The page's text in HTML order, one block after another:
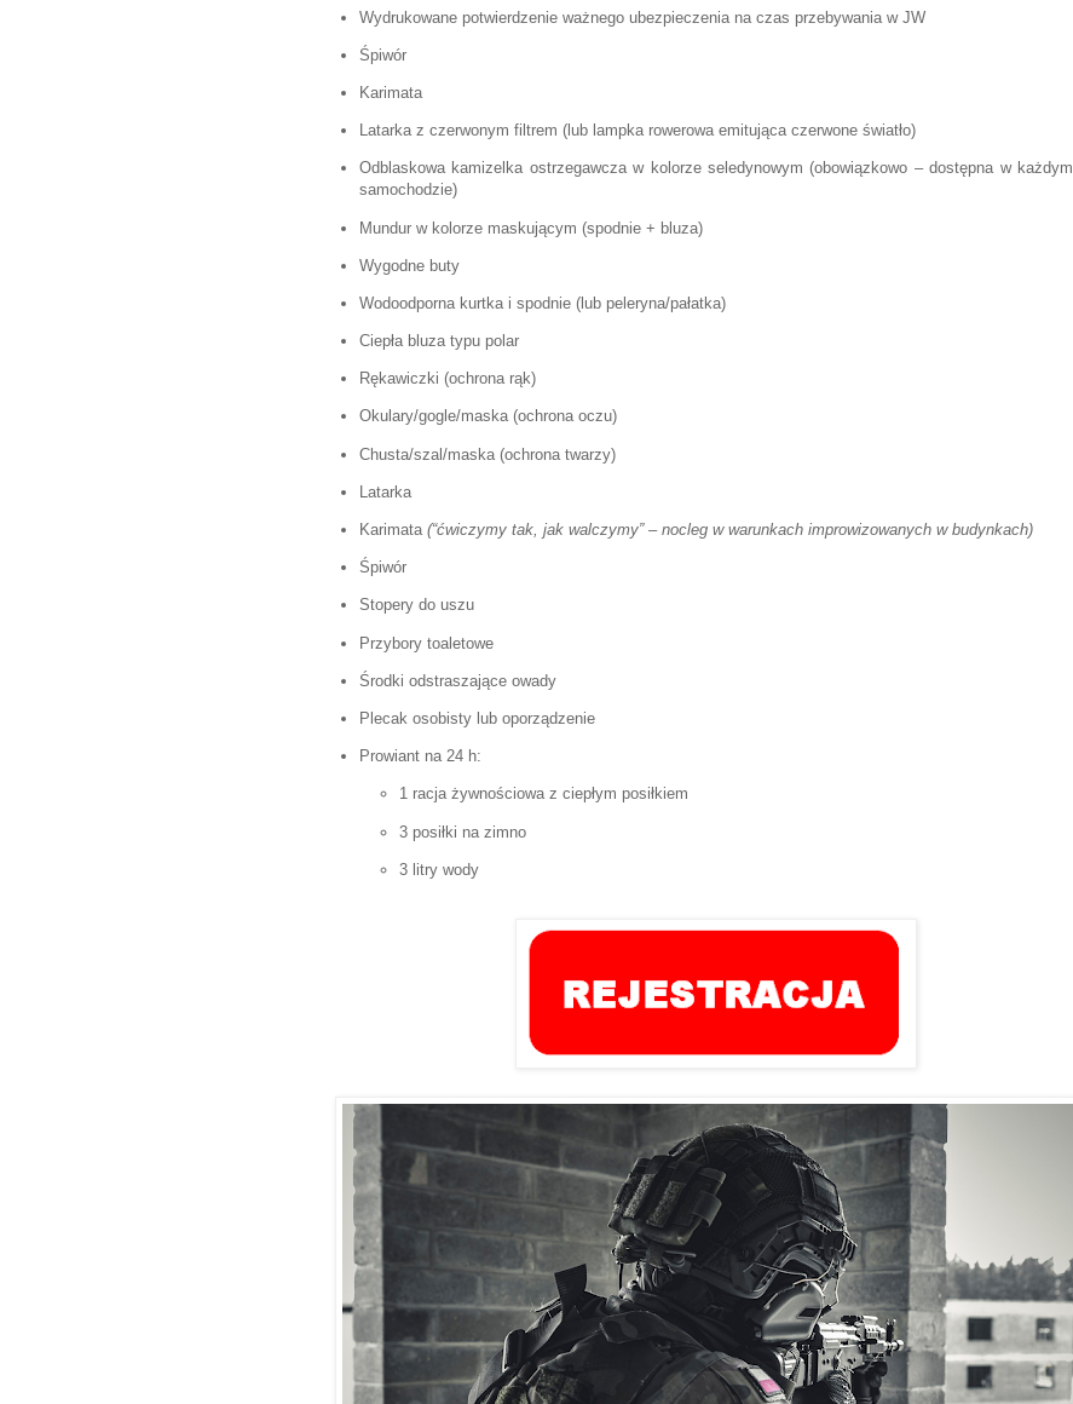
Wydrukowane potwierdzenie ważnego ubezpieczenia na czas przebywania w JW
Śpiwór
Karimata
Latarka z czerwonym filtrem (lub lampka rowerowa emitująca czerwone światło)
Odblaskowa kamizelka ostrzegawcza w kolorze seledynowym (obowiązkowo – dostępna w każdym
samochodzie)
Mundur w kolorze maskującym (spodnie + bluza)
Wygodne buty
Wodoodporna kurtka i spodnie (lub peleryna/pałatka)
Ciepła bluza typu polar
Rękawiczki (ochrona rąk)
Okulary/gogle/maska (ochrona oczu)
Chusta/szal/maska (ochrona twarzy)
Latarka
Karimata (“ćwiczymy tak, jak walczymy” – nocleg w warunkach improwizowanych w budynkach)
Śpiwór
Stopery do uszu
Przybory toaletowe
Środki odstraszające owady
Plecak osobisty lub oporządzenie
Prowiant na 24 h:
1 racja żywnościowa z ciepłym posiłkiem
3 posiłki na zimno
3 litry wody